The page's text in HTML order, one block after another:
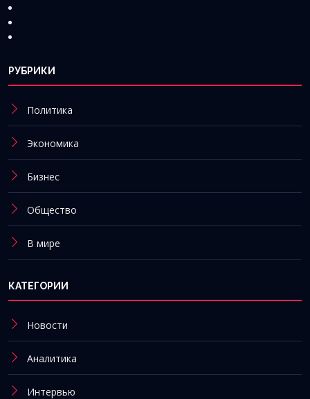
РУБРИКИ
Политика
Экономика
Бизнес
Общество
В мире
КАТЕГОРИИ
Новости
Аналитика
Интервью